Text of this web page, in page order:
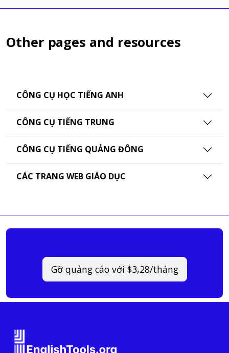
Other pages and resources
CÔNG CỤ HỌC TIẾNG ANH
CÔNG CỤ TIẾNG TRUNG
CÔNG CỤ TIẾNG QUẢNG ĐÔNG
CÁC TRANG WEB GIÁO DỤC
Gỡ quảng cáo với $3,28/tháng